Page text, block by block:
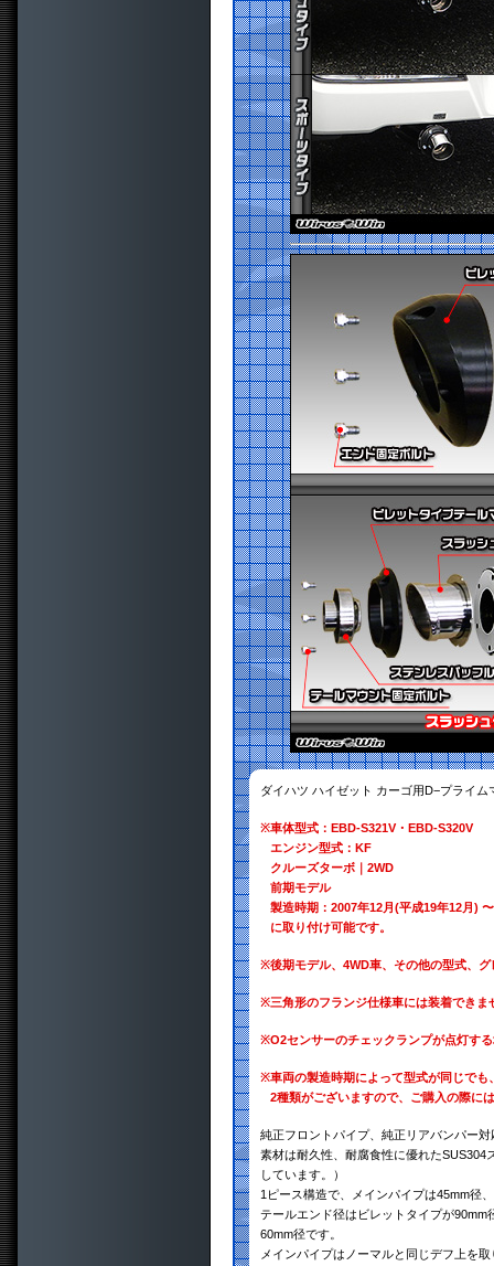
ダイハツ ハイゼット カーゴ用D−プライ
※車体型式：EBD-S321V・EBD-S320V
エンジン型式：KF
クルーズターボ｜2WD
前期モデル
製造時期：2007年12月(平成19年12月)
に取り付け可能です。
※後期モデル、4WD車、その他の型式、
※三角形のフランジ仕様車には装着できま
※O2センサーのチェックランプが点灯す
※車両の製造時期によって型式が同じで
2種類がございますので、ご購入の際に
純正フロントパイプ、純正リアバンパー対
素材は耐久性、耐腐食性に優れた
しています。）
1ピース構造で、メインパイプは45mm径
テールエンド径はビレットタイプが
60mm径です。
メインパイプはノーマルと同じデフ上を